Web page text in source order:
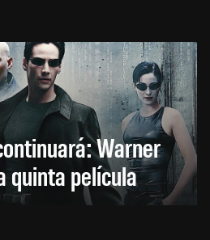
Warner
quinta película